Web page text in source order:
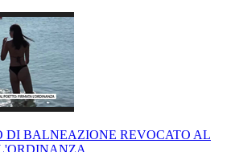
DI BALNEAZIONE REVOCATO AL